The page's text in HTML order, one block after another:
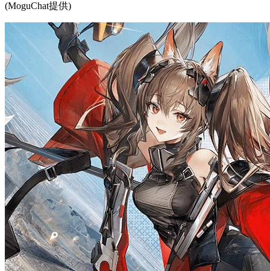
(MoguChat提供)